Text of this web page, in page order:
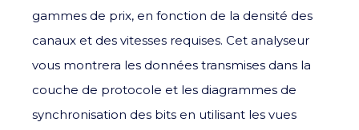
gammes de prix, en fonction de la densité des
canaux et des vitesses requises. Cet analyseur
vous montrera les données transmises dans la
couche de protocole et les diagrammes de
synchronisation des bits en utilisant les vues